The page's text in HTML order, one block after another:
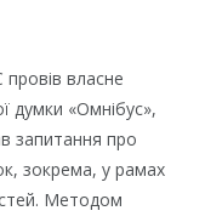
власне
думки «Омнібус»,
запитання про
зокрема, у рамах
Методом